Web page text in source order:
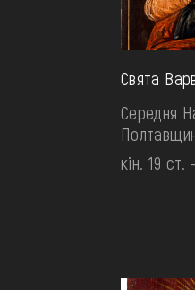
Свята
Середня
кін. 19 ст.